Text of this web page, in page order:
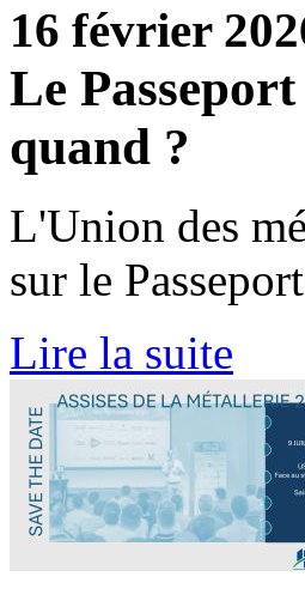
16 février
Le
quand ?
L'Union des
sur le
Lire la suite